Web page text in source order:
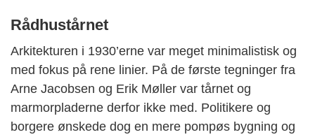
Rådhustårnet
Arkitekturen i 1930’erne var meget minimalistisk og
med fokus på rene linier. På de første tegninger fra
Arne Jacobsen og Erik Møller var tårnet og
marmorpladerne derfor ikke med. Politikere og
borgere ønskede dog en mere pompøs bygning og